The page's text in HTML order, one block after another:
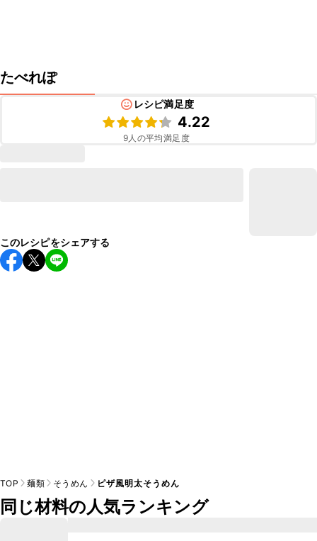
たべれぽ
レシピ満足度
4.22
9人の平均満足度
このレシピをシェアする
TOP 麺類 そうめん ピザ風明太そうめん
同じ材料の人気ランキング